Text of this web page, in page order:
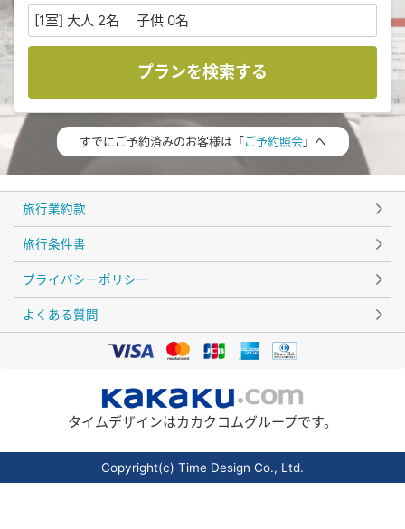
[1室] 大人 2名 子供 0名
プランを検索する
すでにご予約済みのお客様は「ご予約照会」へ
旅行業約款
旅行条件書
プライバシーポリシー
よくある質問
タイムデザインはカカクコムグループです。
Copyright(c) Time Design Co., Ltd.